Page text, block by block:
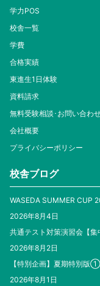
学力POS
校舎一覧
学費
合格実績
東進生1日体験
資料請求
無料受験相談･お問い合わ
会社概要
プライバシーポリシー
校舎ブログ
WASEDA SUMMER
2026年8月4日
共通テスト対策演習会【集
2026年8月2日
【特別企画】夏期特別
2026年8月1日